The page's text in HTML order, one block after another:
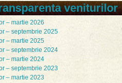
veniturilor
– martie 2026
– septembrie 2025
– martie 2025
– septembrie 2024
– martie 2024
– septembrie 2023
– martie 2023